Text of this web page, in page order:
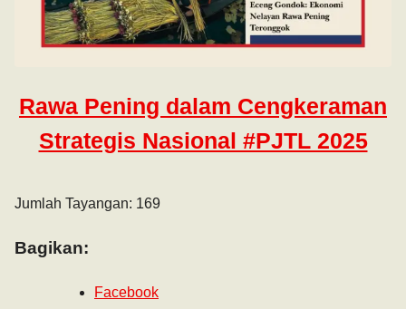
Rawa Pening dalam Cengkeraman
Strategis Nasional #PJTL 2025
Jumlah Tayangan: 169
Bagikan:
Facebook